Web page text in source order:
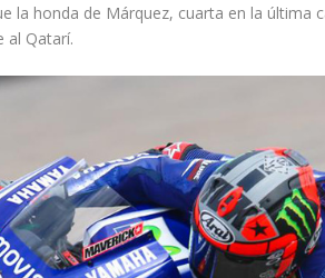
la honda de Márquez, cuarta en la última
al Qatarí.